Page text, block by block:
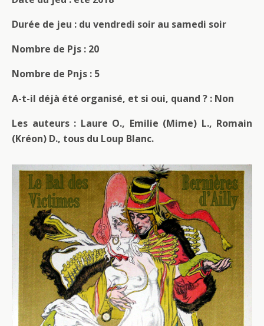
Durée de jeu : du vendredi soir au samedi soir
Nombre de Pjs : 20
Nombre de Pnjs : 5
A-t-il déjà été organisé, et si oui, quand ? : Non
Les auteurs : Laure O., Emilie (Mime) L., Romain
(Kréon) D., tous du Loup Blanc.